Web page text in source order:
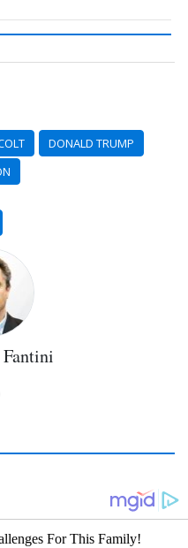
DONALD TRUMP